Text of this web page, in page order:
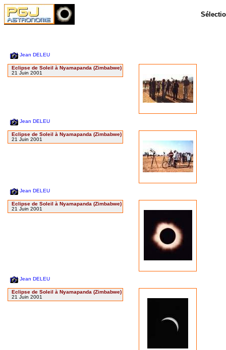
Jean DELEU
Eclipse de Soleil à Nyamapanda (Zimbabwe)
21 Juin 2001
Jean DELEU
Eclipse de Soleil à Nyamapanda (Zimbabwe)
21 Juin 2001
Jean DELEU
Eclipse de Soleil à Nyamapanda (Zimbabwe)
21 Juin 2001
Jean DELEU
Eclipse de Soleil à Nyamapanda (Zimbabwe)
21 Juin 2001